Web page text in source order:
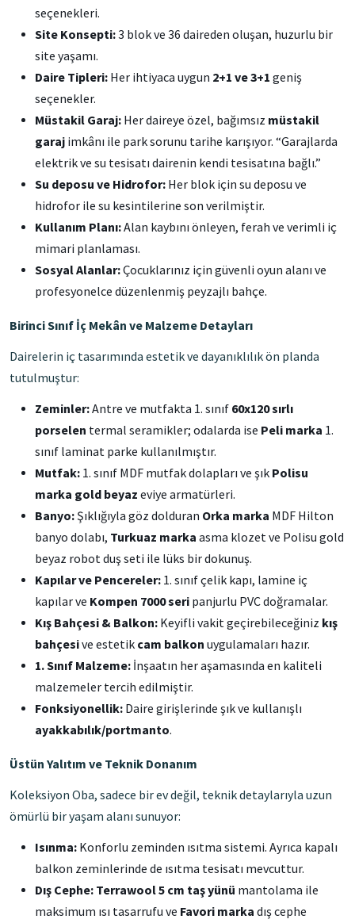
seçenekleri.
Site Konsepti:3 blok ve 36 daireden oluşan, huzurlu bir
site yaşamı.
Daire Tipleri: Her ihtiyaca uygun 2+1 ve 3+1 geniş
seçenekler.
Müstakil Garaj: Her daireye özel, bağımsız müstakil
garaj imkânı ile park sorunu tarihe karışıyor. “Garajlarda
elektrik ve su tesisatı dairenin kendi tesisatına bağlı.”
Su deposu ve Hidrofor: Her blok için su deposu ve
hidrofor ile su kesintilerine son verilmiştir.
Kullanım Planı:Alan kaybını önleyen, ferah ve verimli iç
mimari planlaması.
Sosyal Alanlar:Çocuklarınız için güvenli oyun alanı ve
profesyonelce düzenlenmiş peyzajlı bahçe.
Birinci Sınıf İç Mekân ve Malzeme Detayları
Dairelerin iç tasarımında estetik ve dayanıklılık ön planda
tutulmuştur:
Zeminler:Antre ve mutfakta 1. sınıf 60x120 sırlı
porselen termal seramikler; odalarda ise Peli marka 1.
sınıf laminat parke kullanılmıştır.
Mutfak: 1. sınıf MDF mutfak dolapları ve şık Polisu
marka gold beyaz eviye armatürleri.
Banyo:Şıklığıyla göz dolduran Orka marka MDF Hilton
banyo dolabı, Turkuaz marka asma klozet ve Polisu gold
beyaz robot duş seti ile lüks bir dokunuş.
Kapılar ve Pencereler: 1. sınıf çelik kapı, lamine iç
kapılar ve Kompen 7000 seri panjurlu PVC doğramalar.
Kış Bahçesi & Balkon: Keyifli vakit geçirebileceğiniz kış
bahçesive estetik cam balkon uygulamaları hazır.
1. Sınıf Malzeme: İnşaatın her aşamasında en kaliteli
malzemeler tercih edilmiştir.
Fonksiyonellik: Daire girişlerinde şık ve kullanışlı
ayakkabılık/portmanto.
Üstün Yalıtım ve Teknik Donanım
Koleksiyon Oba, sadece bir ev değil, teknik detaylarıyla uzun
ömürlü bir yaşam alanı sunuyor:
Isınma: Konforlu zeminden ısıtma sistemi. Ayrıca kapalı
balkon zeminlerinde de ısıtma tesisatı mevcuttur.
Dış Cephe: Terrawool 5 cm taş yünü mantolama ile
maksimum ısı tasarrufu ve Favori marka dış cephe